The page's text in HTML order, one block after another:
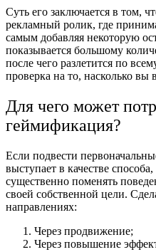
Суть его заключается в том,
рекламный ролик, где
самым добавляя некоторую
показывается большому
после чего разлетится по
проверка на то, насколько вы
Для чего может
геймификация?
Если подвести
выступает в качестве
существенно поменять
своей собственной цели.
направлениях:
Через продвижение;
Через повышение